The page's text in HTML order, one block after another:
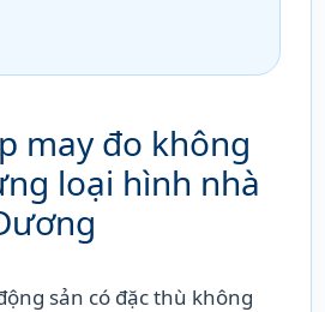
may đo không
loại hình nhà
sản có đặc thù không